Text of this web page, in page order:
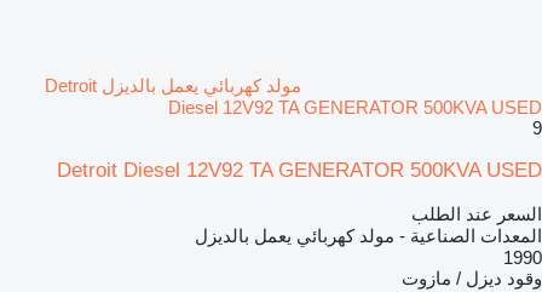
مولد كهربائي يعمل بالديزل Detroit
Diesel 12V92 TA GENERATOR 500KVA USED
9
Detroit Diesel 12V92 TA GENERATOR 500KVA USED
السعر عند الطلب
المعدات الصناعية - مولد كهربائي يعمل بالديزل
1990
وقود ديزل / مازوت